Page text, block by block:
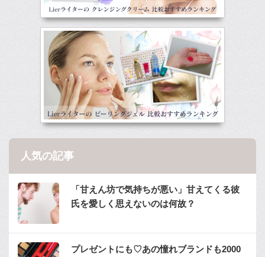
人気の記事
「甘えん坊で気持ちが悪い」甘えてくる彼
氏を愛しく思えないのは何故？
プレゼントにも♡あの憧れブランドも2000